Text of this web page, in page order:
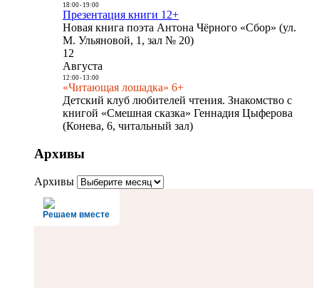
18:00- 19:00
Презентация книги 12+
Новая книга поэта Антона Чёрного «Сбор» (ул.
М. Ульяновой, 1, зал № 20)
12
Августа
12:00- 13:00
«Читающая лошадка» 6+
Детский клуб любителей чтения. Знакомство с
книгой «Смешная сказка» Геннадия Цыферова
(Конева, 6, читальный зал)
Архивы
Архивы
Решаем вместе